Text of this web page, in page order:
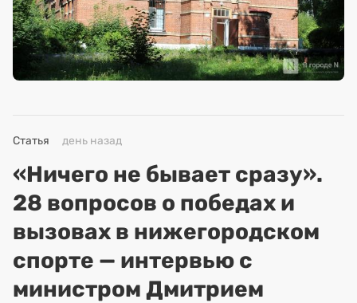
Статья день назад
«Ничего не бывает сразу».
28 вопросов о победах и
вызовах в нижегородском
спорте — интервью с
министром Дмитрием